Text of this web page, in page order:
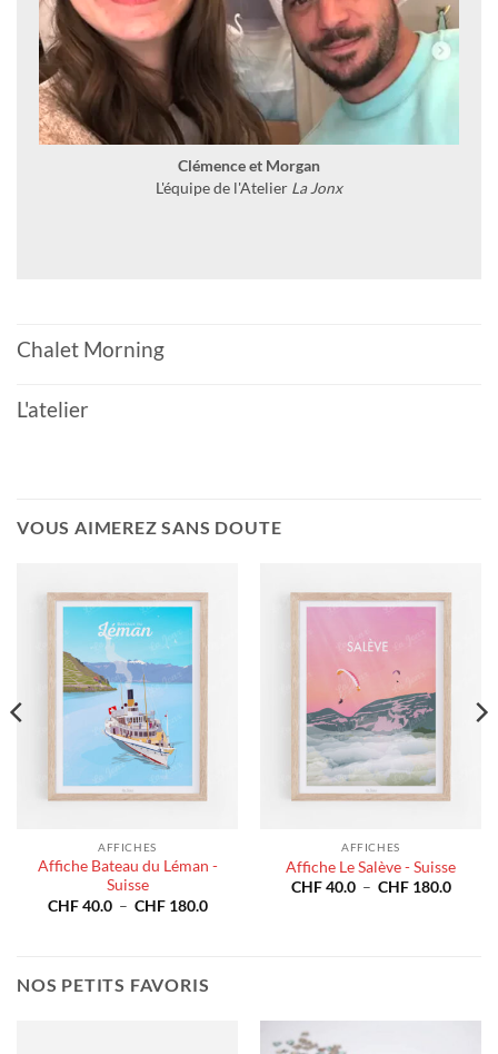
Clémence et Morgan
L'équipe de l'Atelier La Jonx
Chalet Morning
L'atelier
VOUS AIMEREZ SANS DOUTE
AFFICHES
Affiche Bateau du Léman -
Suisse
CHF40.0 – CHF180.0Plage
CHF 180.0
AFFICHES
Affiche Le Salève - Suisse
CHF40.0 – CHF180.0Plage
NOS PETITS FAVORIS